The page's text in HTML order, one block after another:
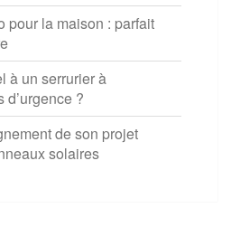
pour la maison : parfait
à un serrurier à
?
de son projet
solaires